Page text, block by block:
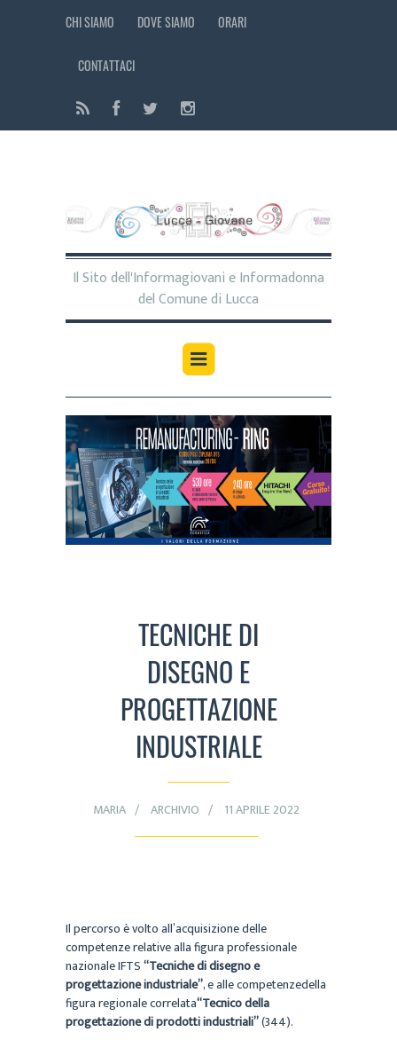
CHI SIAMO DOVE SIAMO ORARI
CONTATTACI
Il Sito dell'Informagiovani e Informadonna
del Comune di Lucca
TECNICHE DI
DISEGNO E
PROGETTAZIONE
INDUSTRIALE
MARIA ARCHIVIO 11 APRILE 2022
Il percorso è volto all’acquisizione delle
competenze relative alla figura professionale
nazionale IFTS“Tecniche di disegno e
progettazione industriale”, e alle competenzedella
figura regionale correlata“Tecnico della
progettazione di prodotti industriali”(344).